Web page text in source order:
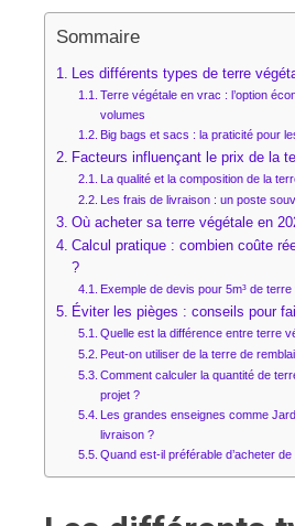
Sommaire
Les différents types de terre
Terre végétale en vrac : l’option
volumes
Big bags et sacs : la praticité pour
Facteurs influençant le prix de la
La qualité et la composition de la
Les frais de livraison : un poste
Où acheter sa terre végétale en
Calcul pratique : combien coûte
?
Exemple de devis pour 5m³ de terre
Éviter les pièges : conseils pour
Quelle est la différence entre terre
Peut-on utiliser de la terre de
Comment calculer la quantité de
projet ?
Les grandes enseignes comme
livraison ?
Quand est-il préférable d’acheter